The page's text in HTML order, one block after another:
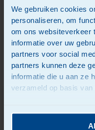
We gebruiken cookies
personaliseren, om
om ons websiteverkeer
informatie over uw
partners voor social
partners kunnen deze
informatie die u aan ze
verzameld op basis
Onze klanten over
Innovatie en
Vlot Logistics